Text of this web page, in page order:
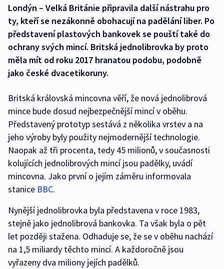
Londýn – Velká Británie připravila další nástrahu pro
ty, kteří se nezákonně obohacují na padělání liber. Po
představení plastových bankovek se pouští také do
ochrany svých mincí. Britská jednolibrovka by proto
měla mít od roku 2017 hranatou podobu, podobně
jako české dvacetikoruny.
Britská královská mincovna věří, že nová jednolibrová
mince bude dosud nejbezpečnější mincí v oběhu.
Představený prototyp sestává z několika vrstev a na
jeho výroby byly použity nejmodernější technologie.
Naopak až tři procenta, tedy 45 milionů, v současnosti
kolujících jednolibrových mincí jsou padělky, uvádí
mincovna. Jako první o jejím záměru informovala
stanice BBC.
Nynější jednolibrovka byla představena v roce 1983,
stejně jako jednolibrová bankovka. Ta však byla o pět
let později stažena. Odhaduje se, že se v oběhu nachází
na 1,5 miliardy těchto mincí. A každoročně jsou
vyřazeny dva miliony jejích padělků.